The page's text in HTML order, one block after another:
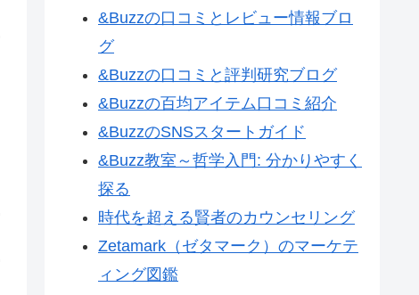
&Buzzの口コミとレビュー情報ブロ
グ
&Buzzの口コミと評判研究ブログ
&Buzzの百均アイテム口コミ紹介
&BuzzのSNSスタートガイド
&Buzz教室～哲学入門: 分かりやすく
探る
時代を超える賢者のカウンセリング
Zetamark（ゼタマーク）のマーケテ
ィング図鑑